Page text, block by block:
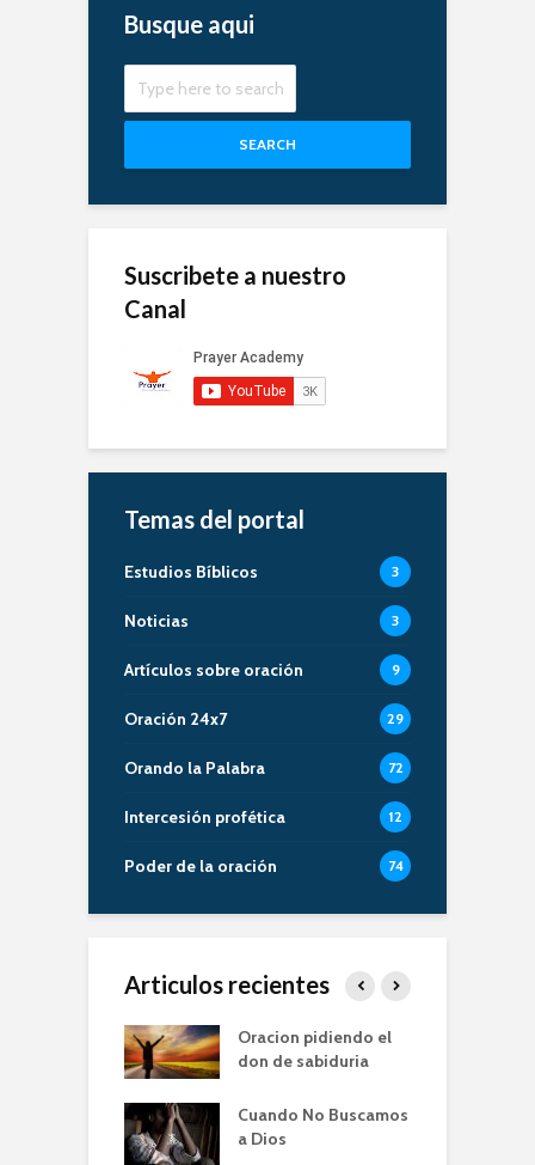
Busque aqui
SEARCH
Suscribete a nuestro
Canal
Temas del portal
Estudios Bíblicos 3
Noticias 3
Artículos sobre oración 9
Oración 24x7 29
Orando la Palabra 72
Intercesión profética 12
Poder de la oración 74
Articulos recientes
Oracion pidiendo el
don de sabiduria
Cuando No Buscamos
a Dios